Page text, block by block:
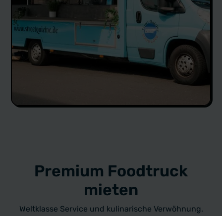
Premium Foodtruck
mieten
Weltklasse Service und kulinarische Verwöhnung.